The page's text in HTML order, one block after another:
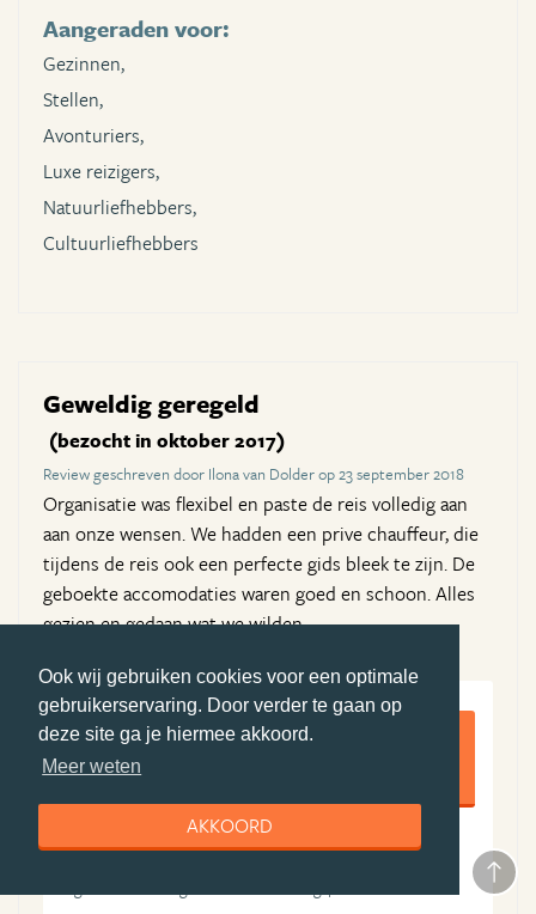
Ook wij gebruiken cookies voor een optimale
gebruikerservaring. Door verder te gaan op
deze site ga je hiermee akkoord.
Meer weten
AKKOORD
Aangeraden voor:
Gezinnen,
Stellen,
Avonturiers,
Luxe reizigers,
Natuurliefhebbers,
Cultuurliefhebbers
Geweldig geregeld
(bezocht in oktober 2017)
Review geschreven door Ilona van Dolder op 23 september 2018
Organisatie was flexibel en paste de reis volledig aan
aan onze wensen. We hadden een prive chauffeur, die
tijdens de reis ook een perfecte gids bleek te zijn. De
geboekte accomodaties waren goed en schoon. Alles
gezien en gedaan wat we wilden.
9,5
10 9